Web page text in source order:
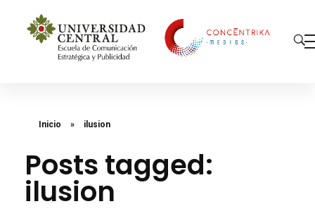
Inicio » ilusion
Posts tagged:
ilusion